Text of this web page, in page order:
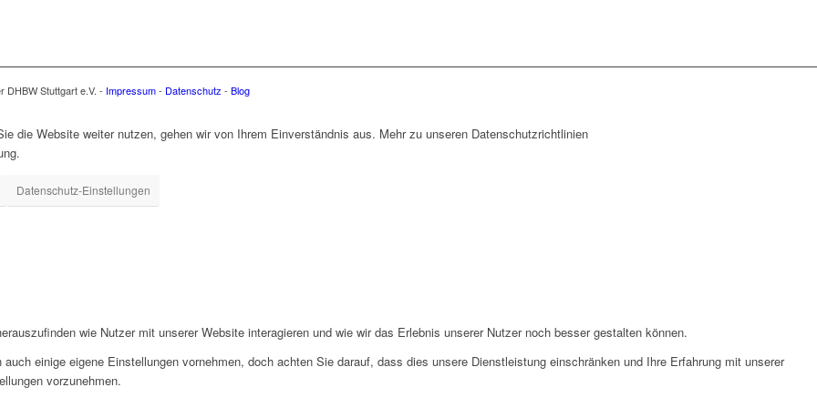
DHBW Stuttgart e.V. - Impressum- Datenschutz - Blog
die Website weiter nutzen, gehen wir von Ihrem Einverständnis aus. Mehr zu unseren Datenschutzrichtlinien
Datenschutz-Einstellungen
wie Nutzer mit unserer Website interagieren und wie wir das Erlebnis unserer Nutzer noch besser gestalten können.
einige eigene Einstellungen vornehmen, doch achten Sie darauf, dass dies unsere Dienstleistung einschränken und Ihre Erfahrung mit unserer
vorzunehmen.